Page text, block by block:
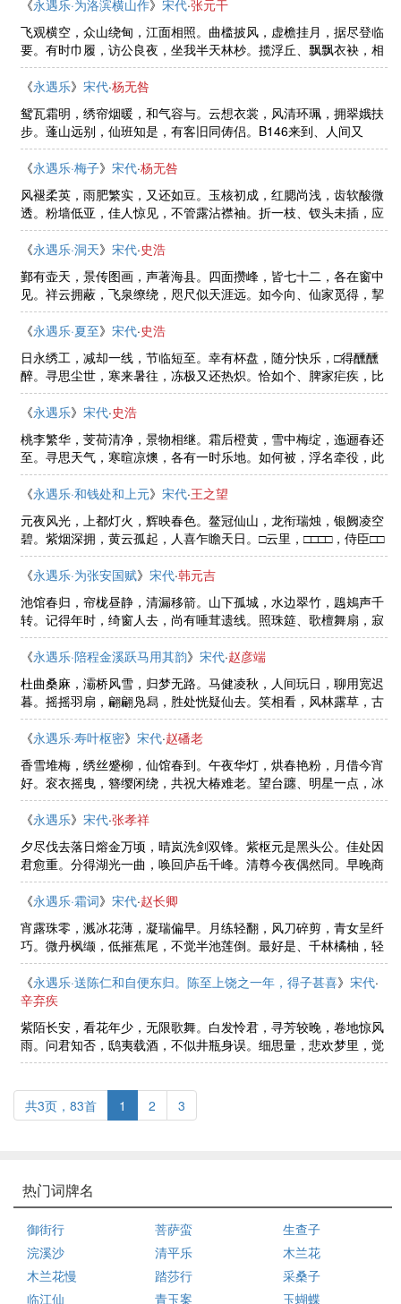
云灭没，举世方熟寐。谁人著 ......
《永遇乐·为洛滨横山作》宋代·张元干
飞观横空，众山绕甸，江面相照。曲槛披风，虚檐挂月，据尽登临
要。有时巾履，访公良夜，坐我半天林杪。揽浮丘、飘飘衣袂，相
与似游蓬岛。主人胜度，文章英妙，合住北扉西沼。何事十年，风
洒露沐，不厌江山好。曲屏端 ......
《永遇乐》宋代·杨无咎
鸳瓦霜明，绣帘烟暖，和气容与。云想衣裳，风清环珮，拥翠娥扶
步。蓬山远别，仙班知是，有客旧同俦侣。B146来到、人间又
也，爱他相门荣遇。清秋菊在，小春梅绽，正是年华好处。酒满瑶
觞，歌翻金缕，莫放行云去。 ......
《永遇乐·梅子》宋代·杨无咎
风褪柔英，雨肥繁实，又还如豆。玉核初成，红腮尚浅，齿软酸微
透。粉墙低亚，佳人惊见，不管露沾襟袖。折一枝、钗头未插，应
把手捘频嗅。相如病酒，只因思此，免使文君眉皱。入鼎调羹，攀
林止渴，功业还依旧。看看飞 ......
《永遇乐·洞天》宋代·史浩
鄞有壶天，景传图画，声著海县。四面攒峰，皆七十二，各在窗中
见。祥云拥蔽，飞泉缭绕，咫尺似天涯远。如今向、仙家觅得，挈
来十洲东畔。虚无缥缈，蓬莱方丈，所喜只居隔岸。羽幰垂珠，琼
车织翠，长是陪嘉宴。豺狼远 ......
《永遇乐·夏至》宋代·史浩
日永绣工，减却一线，节临短至。幸有杯盘，随分快乐，□得醺醺
醉。寻思尘世，寒来暑往，冻极又还热炽。恰如个、脾家疟疾，比
著略长些子。人生百岁，一年一发，且是不通医治。两鬓青丝，皆
伊染就，今已星星地。除非炉 ......
《永遇乐》宋代·史浩
桃李繁华，芰荷清净，景物相继。霜后橙黄，雪中梅绽，迤逦春还
至。寻思天气，寒暄凉燠，各有一时乐地。如何被，浮名牵役，此
欢遂成抛弃。如今醒也，扁舟短棹，更有篮舆胡倚。到处为家，山
肴社酒，野老为宾侣。三杯之 ......
《永遇乐·和钱处和上元》宋代·王之望
元夜风光，上都灯火，辉映春色。鳌冠仙山，龙衔瑞烛，银阙凌空
碧。紫烟深拥，黄云孤起，人喜乍瞻天日。□云里，□□□□，侍臣□□
鹄立。雾收霞卷，珠帘开遍，翠暮娉婷争出。倾国丛中，钧天合
处，忽听鸣清跸。貂裘小 ......
《永遇乐·为张安国赋》宋代·韩元吉
池馆春归，帘栊昼静，清漏移箭。山下孤城，水边翠竹，鶗鴂声千
转。记得年时，绮窗人去，尚有唾茸遗线。照珠筵、歌檀舞扇，寂
寞旧家排遍。青云赋客，多情多病，西掖桐阴满院。飞絮随风，马
头月在，翡翠帷空卷。平湖烟 ......
《永遇乐·陪程金溪跃马用其韵》宋代·赵彦端
杜曲桑麻，灞桥风雪，归梦无路。马健凌秋，人间玩日，聊用宽迟
暮。摇摇羽扇，翩翩凫舄，胜处恍疑仙去。笑相看，风林露草，古
来有谁知趣。黄公垆下，山阴亭畔，岁月著鞭如骛。出塞功名，入
关游说，纸上俱难据。论诗说 ......
《永遇乐·寿叶枢密》宋代·赵磻老
香雪堆梅，绣丝蹙柳，仙馆春到。午夜华灯，烘春艳粉，月借今宵
好。衮衣摇曳，簪缨闲绕，共祝大椿难老。望台躔、明星一点，冰
壶表里相照。诞弥令节，欣欣物态，共喜重生周召。八鼎勋庸，九
夷姓字，策杖孤鸿杳。鸦啼鹊 ......
《永遇乐》宋代·张孝祥
夕尽伐去落日熔金万顷，晴岚洗剑双锋。紫枢元是黑头公。佳处因
君愈重。分得湖光一曲，唤回庐岳千峰。清尊今夜偶然同。早晚商
岩有梦。
《永遇乐·霜词》宋代·赵长卿
宵露珠零，溅冰花薄，凝瑞偏早。月练轻翻，风刀碎剪，青女呈纤
巧。微丹枫缬，低摧蕉尾，不觉半池莲倒。最好是、千林橘柚，轻
黄一村封了。佳人指冷，暗惊罗幕，一夜斜飞多少。怕倚银屏，愁
看玉砌，金菊鲜鲜晓，伤嗟传 ......
《永遇乐·送陈仁和自便东归。陈至上饶之一年，得子甚喜》宋代·
辛弃疾
紫陌长安，看花年少，无限歌舞。白发怜君，寻芳较晚，卷地惊风
雨。问君知否，鸱夷载酒，不似井瓶身误。细思量，悲欢梦里，觉
来总无寻处。芒鞋竹杖，天教还了，千古玉溪佳句。落魄东归，风
共3页，83首
1 2 3
热门词牌名
御街行 菩萨蛮
生查子
浣溪沙
清平乐
木兰花
木兰花慢
踏莎行
采桑子
临江仙
青玉案
玉蝴蝶